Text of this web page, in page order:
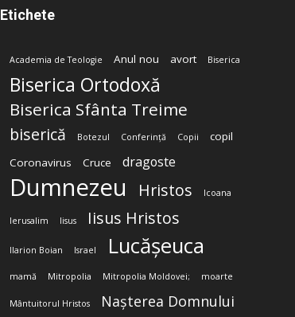
Etichete
Academia de Teologie Anul nou avort Biserica
Biserica Ortodoxă
Biserica Sfânta Treime
biserică Botezul Conferință Copii
copil
Coronavirus
Cruce dragoste
Dumnezeu Hristos Icoana
Ierusalim Iisus Iisus Hristos
Ilarion Boian Israel Lucășeuca
mamă Mitropolia Mitropolia Moldovei; moarte
Mântuitorul Hristos Nașterea Domnului